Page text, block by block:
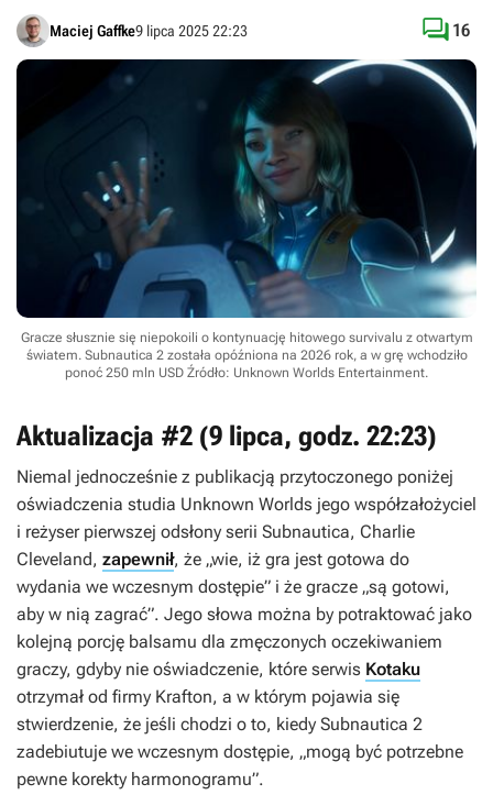
Maciej Gaffke9 lipca 2025 22:23  16
Gracze słusznie się niepokoili o kontynuację hitowego survivalu z otwartym
światem. Subnautica 2 została opóźniona na 2026 rok, a w grę wchodziło
ponoć 250 mln USD Źródło: Unknown Worlds Entertainment.
Aktualizacja #2 (9 lipca, godz. 22:23)
Niemal jednocześnie z publikacją przytoczonego poniżej
oświadczenia studia Unknown Worlds jego współzałożyciel
i reżyser pierwszej odsłony serii Subnautica, Charlie
Cleveland, zapewnił, że „wie, iż gra jest gotowa do
wydania we wczesnym dostępie” i że gracze „są gotowi,
aby w nią zagrać”. Jego słowa można by potraktować jako
kolejną porcję balsamu dla zmęczonych oczekiwaniem
graczy, gdyby nie oświadczenie, które serwis Kotaku
otrzymał od firmy Krafton, a w którym pojawia się
stwierdzenie, że jeśli chodzi o to, kiedy Subnautica 2
zadebiutuje we wczesnym dostępie, „mogą być potrzebne
pewne korekty harmonogramu”.